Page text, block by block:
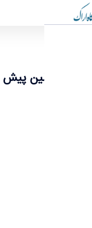
المللی همایش
اولین